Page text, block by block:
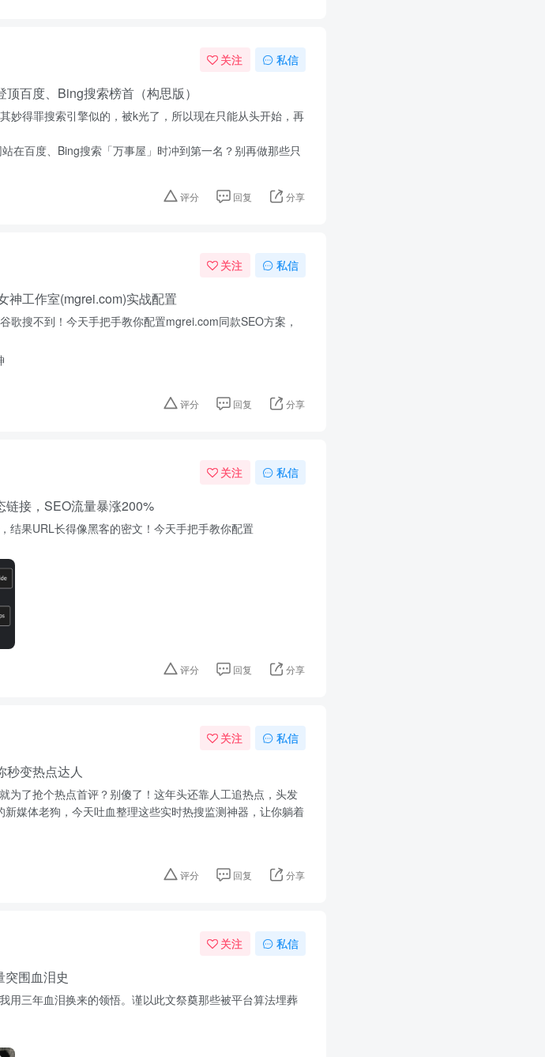
关注 私信
百度、Bing搜索榜首（构思版）
妙得罪搜索引擎似的，被k光了，所以现在只能从头开始，再
在百度、Bing搜索「万事屋」时冲到第一名？别再做那些只
评分 回复 分享
关注 私信
神工作室(mgrei.com)实战配置
歌搜不到！今天手把手教你配置mgrei.com同款SEO方案，
评分 回复 分享
关注 私信
接，SEO流量暴涨200%
结果URL长得像黑客的密文！今天手把手教你配置
评分 回复 分享
关注 私信
秒变热点达人
为了抢个热点首评？别傻了！这年头还靠人工追热点，头发
媒体老狗，今天吐血整理这些实时热搜监测神器，让你躺着
评分 回复 分享
关注 私信
围血泪史
三年血泪换来的领悟。谨以此文祭奠那些被平台算法埋葬